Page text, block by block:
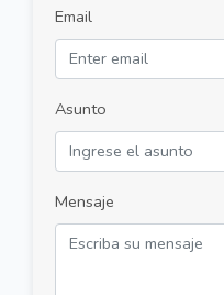
Email
Asunto
Mensaje